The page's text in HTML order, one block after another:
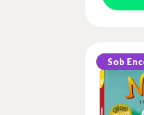
Sob